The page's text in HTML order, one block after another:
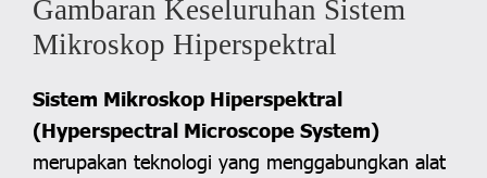
Gambaran Keseluruhan Sistem
Mikroskop Hiperspektral
Sistem Mikroskop Hiperspektral
(Hyperspectral Microscope System)
merupakan teknologi yang menggabungkan alat